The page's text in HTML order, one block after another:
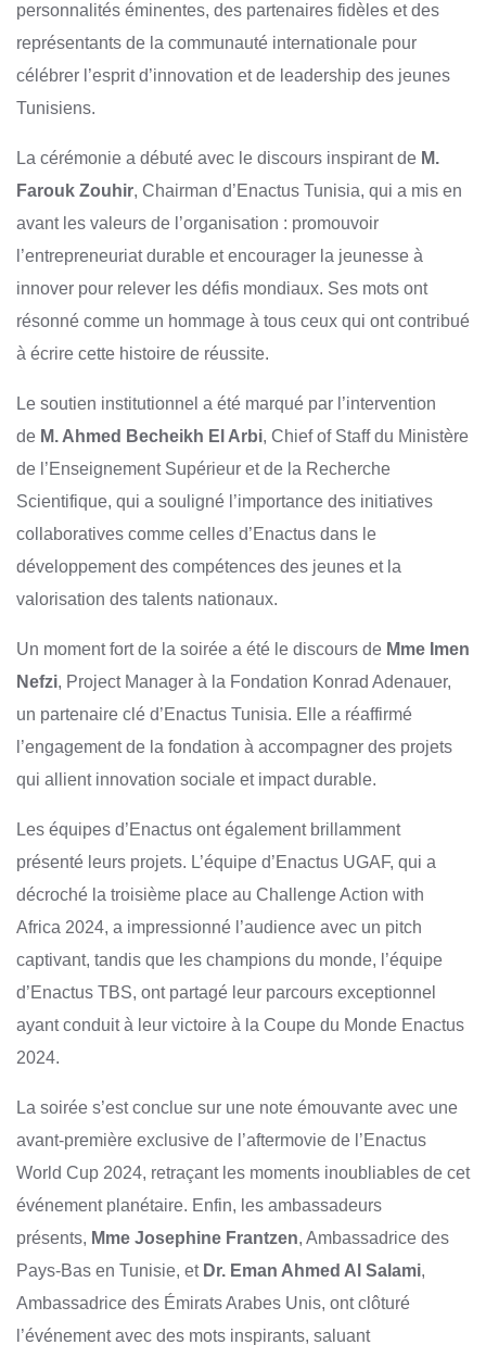
personnalités éminentes, des partenaires fidèles et des
représentants de la communauté internationale pour
célébrer l’esprit d’innovation et de leadership des jeunes
Tunisiens.
La cérémonie a débuté avec le discours inspirant de M.
Farouk Zouhir, Chairman d’Enactus Tunisia, qui a mis en
avant les valeurs de l’organisation : promouvoir
l’entrepreneuriat durable et encourager la jeunesse à
innover pour relever les défis mondiaux. Ses mots ont
résonné comme un hommage à tous ceux qui ont contribué
à écrire cette histoire de réussite.
Le soutien institutionnel a été marqué par l’intervention
de M. Ahmed Becheikh El Arbi, Chief of Staff du Ministère
de l’Enseignement Supérieur et de la Recherche
Scientifique, qui a souligné l’importance des initiatives
collaboratives comme celles d’Enactus dans le
développement des compétences des jeunes et la
valorisation des talents nationaux.
Un moment fort de la soirée a été le discours de Mme Imen
Nefzi, Project Manager à la Fondation Konrad Adenauer,
un partenaire clé d’Enactus Tunisia. Elle a réaffirmé
l’engagement de la fondation à accompagner des projets
qui allient innovation sociale et impact durable.
Les équipes d’Enactus ont également brillamment
présenté leurs projets. L’équipe d’Enactus UGAF, qui a
décroché la troisième place au Challenge Action with
Africa 2024, a impressionné l’audience avec un pitch
captivant, tandis que les champions du monde, l’équipe
d’Enactus TBS, ont partagé leur parcours exceptionnel
ayant conduit à leur victoire à la Coupe du Monde Enactus
2024.
La soirée s’est conclue sur une note émouvante avec une
avant-première exclusive de l’aftermovie de l’Enactus
World Cup 2024, retraçant les moments inoubliables de cet
événement planétaire. Enfin, les ambassadeurs
présents, Mme Josephine Frantzen, Ambassadrice des
Pays-Bas en Tunisie, et Dr. Eman Ahmed Al Salami,
Ambassadrice des Émirats Arabes Unis, ont clôturé
l’événement avec des mots inspirants, saluant